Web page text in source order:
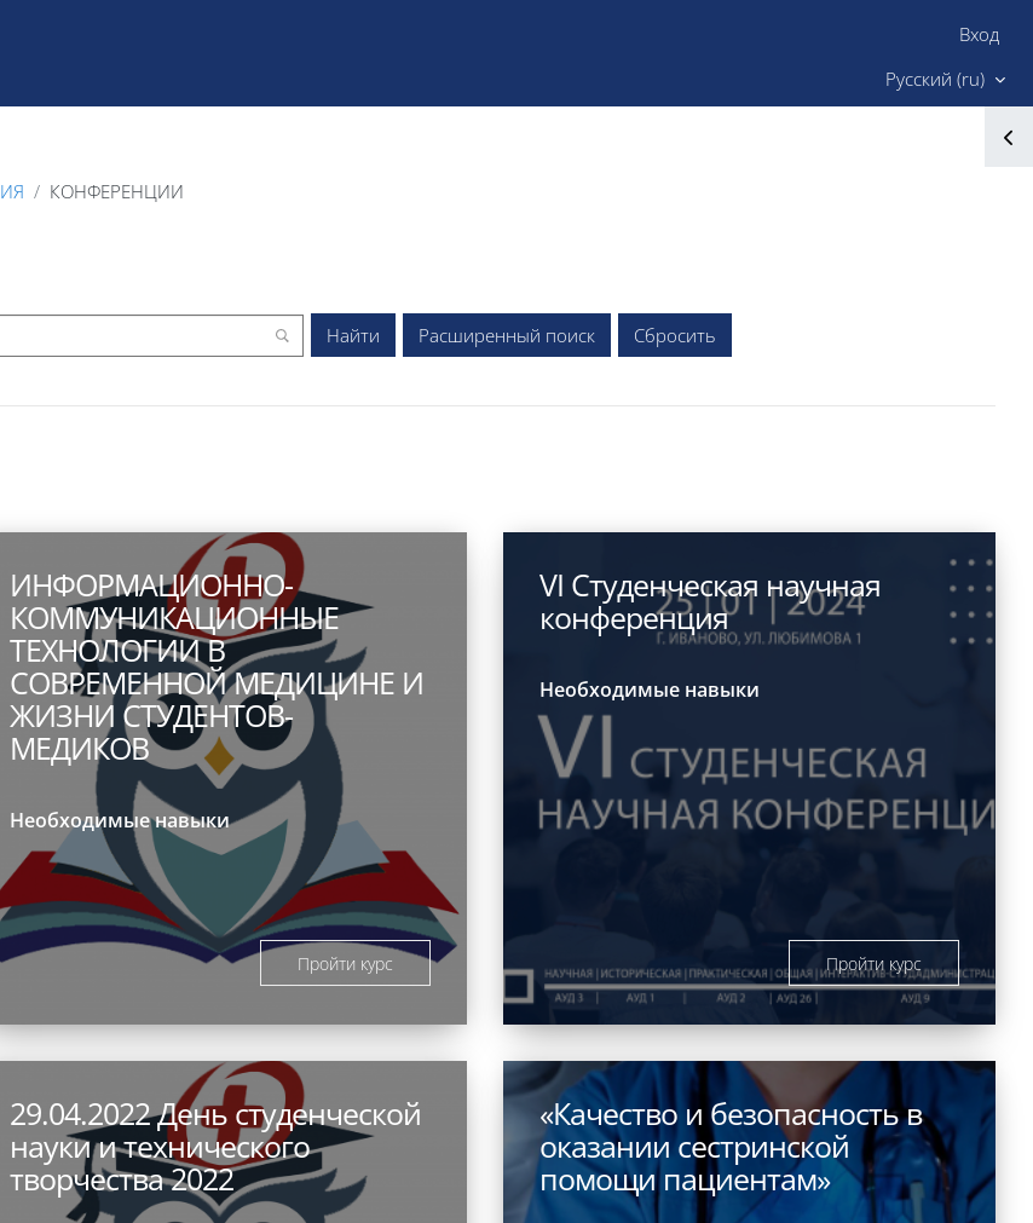
Вход
Русский ‎(ru)‎
КОНФЕРЕНЦИИ
Расширенный поиск
ИНФОРМАЦИОННО-
КОММУНИКАЦИОННЫЕ
ТЕХНОЛОГИИ В
СОВРЕМЕННОЙ МЕДИЦИНЕ И
ЖИЗНИ СТУДЕНТОВ-
МЕДИКОВ
Необходимые навыки
Пройти курс
VI Студенческая научная
конференция
Необходимые навыки
Пройти курс
29.04.2022 День студенческой
науки и технического
творчества 2022
«Качество и безопасность в
оказании сестринской
помощи пациентам»